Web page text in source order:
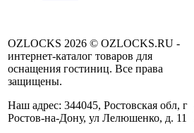
OZLOCKS 2026 © OZLOCKS.RU -
интернет-каталог товаров для
оснащения гостиниц. Все права
защищены.
Наш адрес: 344045, Ростовская обл, г
Ростов-на-Дону, ул Лелюшенко, д. 11